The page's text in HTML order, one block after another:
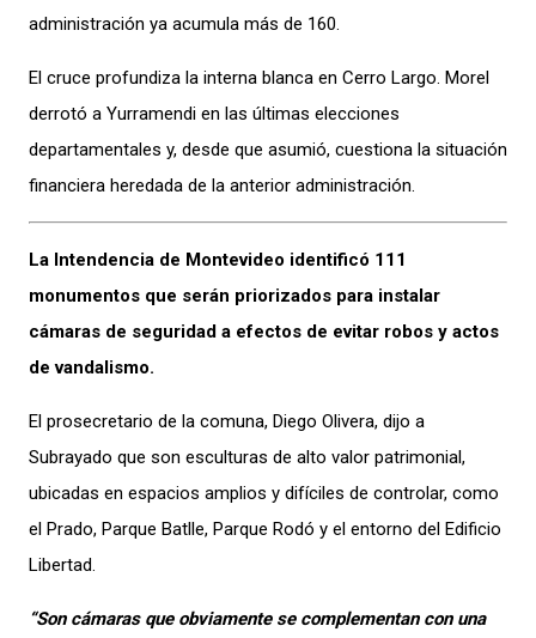
administración ya acumula más de 160.
El cruce profundiza la interna blanca en Cerro Largo. Morel
derrotó a Yurramendi en las últimas elecciones
departamentales y, desde que asumió, cuestiona la situación
financiera heredada de la anterior administración.
La Intendencia de Montevideo identificó 111
monumentos que serán priorizados para instalar
cámaras de seguridad a efectos de evitar robos y actos
de vandalismo.
El prosecretario de la comuna, Diego Olivera, dijo a
Subrayado que son esculturas de alto valor patrimonial,
ubicadas en espacios amplios y difíciles de controlar, como
el Prado, Parque Batlle, Parque Rodó y el entorno del Edificio
Libertad.
“Son cámaras que obviamente se complementan con una